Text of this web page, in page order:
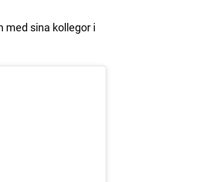
med sina kollegor i